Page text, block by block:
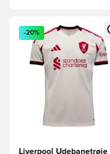
Åbner en Modal til at
-20%
Liverpool Udebanetrøje